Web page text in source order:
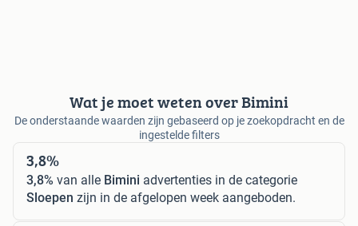
Wat je moet weten over Bimini
De onderstaande waarden zijn gebaseerd op je zoekopdracht en de
ingestelde filters
3,8%
3,8% van alle Bimini advertenties in de categorie
Sloepen zijn in de afgelopen week aangeboden.